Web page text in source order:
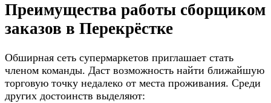
Преимущества работы сборщиком
заказов в Перекрёстке
Обширная сеть супермаркетов приглашает стать
членом команды. Даст возможность найти ближайшую
торговую точку недалеко от места проживания. Среди
других достоинств выделяют: